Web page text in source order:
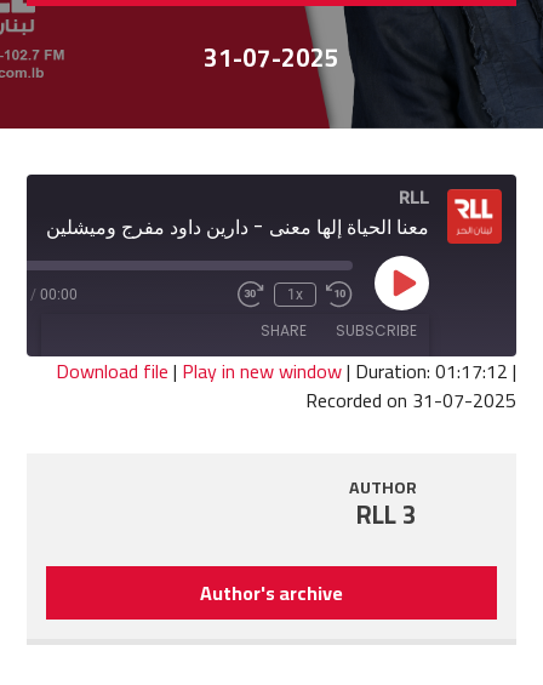
31-07-2025
RLL
Play
Episode
Rewind
10
Seconds
1x
Fast
seconds
00:00
/
SUBSCRIBE
SHARE
SHARE
Download file| Play in new window| Duration: 01:17:12|
Recorded on 31-07-2025
AUTHOR
RLL 3
Author's archive